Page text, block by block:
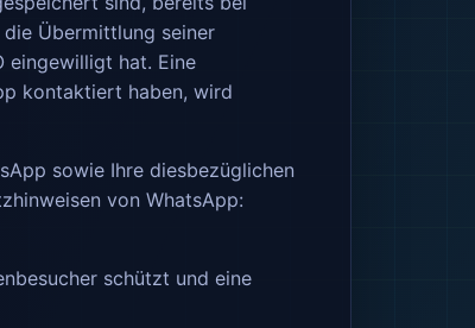
Übermittlung seiner
eingewilligt hat. Eine
kontaktiert haben, wird
sowie Ihre diesbezüglichen
von WhatsApp:
schützt und eine